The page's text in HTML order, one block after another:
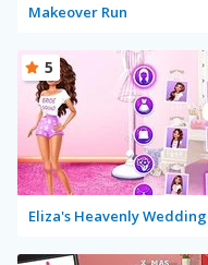
Makeover Run
Eliza's Heavenly Wedding
5